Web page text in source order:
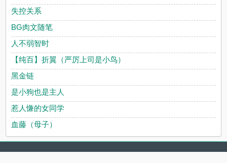
失控关系
BG肉文随笔
人不弱智时
【纯百】折翼（严厉上司是小鸟）
黑金链
是小狗也是主人
惹人慊的女同学
血藤（母子）